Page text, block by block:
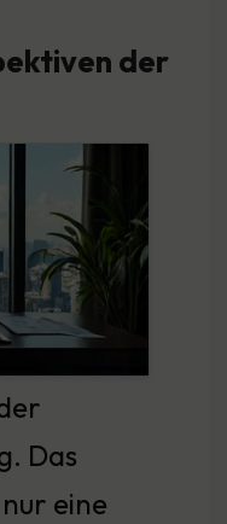
der
Das
eine